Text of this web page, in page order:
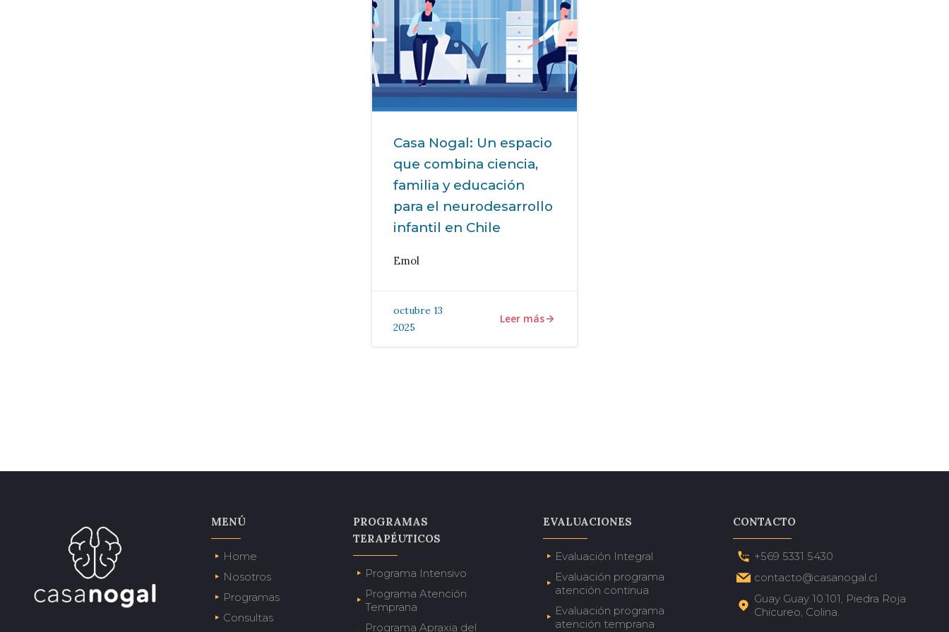
Casa Nogal: Un espacio
que combina ciencia,
familia y educación
para el neurodesarrollo
infantil en Chile
Emol
octubre 13
2025
Leer más
MENÚ
Home
Nosotros
Programas
Consultas
PROGRAMAS
TERAPÉUTICOS
Programa Intensivo
Programa Atención
Temprana
Programa Apraxia del
EVALUACIONES
Evaluación Integral
Evaluación programa
atención continua
Evaluación programa
atención temprana
CONTACTO
+569 5331 5430
contacto@casanogal.cl
Guay Guay 10.101, Piedra Roja
Chicureo, Colina.